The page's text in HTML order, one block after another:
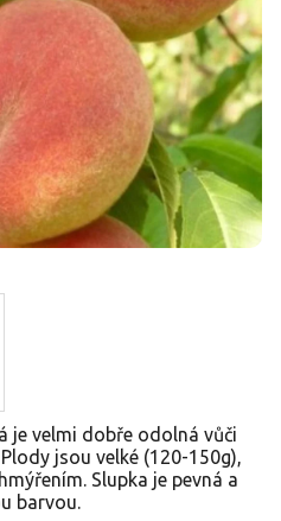
je velmi dobře odolná vůči
jsou velké (120-150g),
Slupka je pevná a
barvou.